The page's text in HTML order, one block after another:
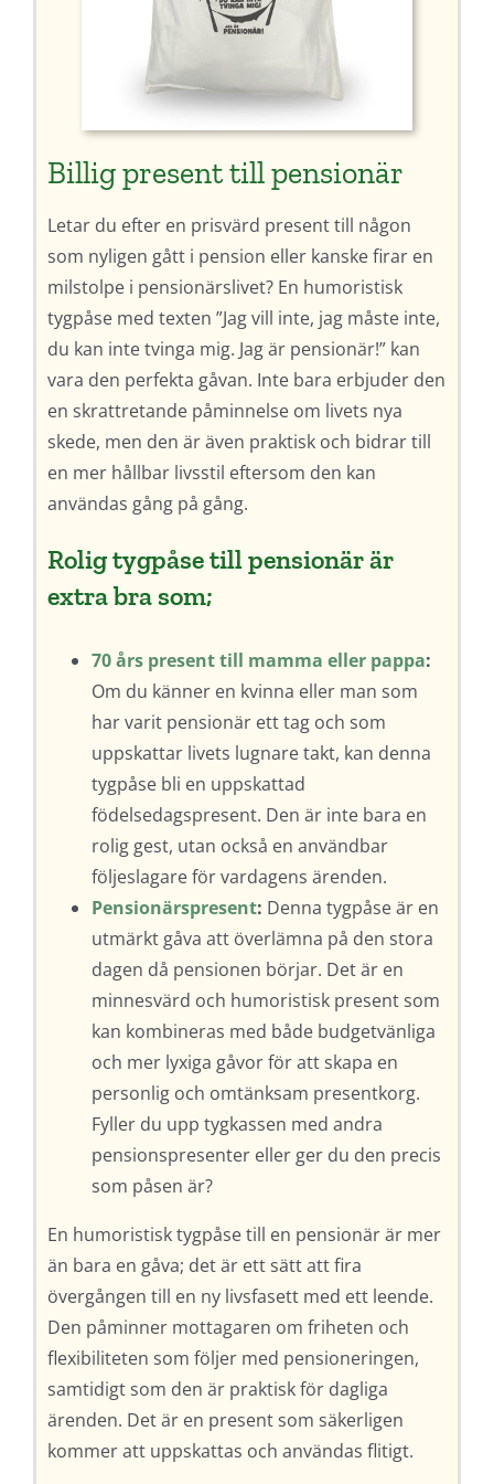
Billig present till pensionär
Letar du efter en prisvärd present till någon
som nyligen gått i pension eller kanske firar en
milstolpe i pensionärslivet? En humoristisk
tygpåse med texten ”Jag vill inte, jag måste inte,
du kan inte tvinga mig. Jag är pensionär!” kan
vara den perfekta gåvan. Inte bara erbjuder den
en skrattretande påminnelse om livets nya
skede, men den är även praktisk och bidrar till
en mer hållbar livsstil eftersom den kan
användas gång på gång.
Rolig tygpåse till pensionär är
extra bra som;
70 års present till mamma eller pappa:
Om du känner en kvinna eller man som
har varit pensionär ett tag och som
uppskattar livets lugnare takt, kan denna
tygpåse bli en uppskattad
födelsedagspresent. Den är inte bara en
rolig gest, utan också en användbar
följeslagare för vardagens ärenden.
Pensionärspresent: Denna tygpåse är en
utmärkt gåva att överlämna på den stora
dagen då pensionen börjar. Det är en
minnesvärd och humoristisk present som
kan kombineras med både budgetvänliga
och mer lyxiga gåvor för att skapa en
personlig och omtänksam presentkorg.
Fyller du upp tygkassen med andra
pensionspresenter eller ger du den precis
som påsen är?
En humoristisk tygpåse till en pensionär är mer
än bara en gåva; det är ett sätt att fira
övergången till en ny livsfasett med ett leende.
Den påminner mottagaren om friheten och
flexibiliteten som följer med pensioneringen,
samtidigt som den är praktisk för dagliga
ärenden. Det är en present som säkerligen
kommer att uppskattas och användas flitigt.